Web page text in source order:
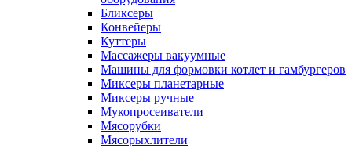
Бликсеры
Конвейеры
Куттеры
Массажеры вакуумные
Машины для формовки котлет и гамбургеров
Миксеры планетарные
Миксеры ручные
Мукопросеиватели
Мясорубки
Мясорыхлители